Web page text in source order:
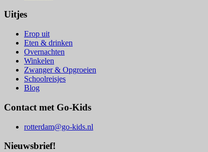
Uitjes
Erop uit
Eten & drinken
Overnachten
Winkelen
Zwanger & Opgroeien
Schoolreisjes
Blog
Contact met Go-Kids
rotterdam@go-kids.nl
Nieuwsbrief!